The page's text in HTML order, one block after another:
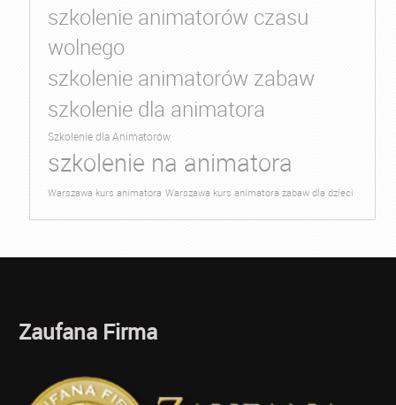
szkolenie animatorów czasu
wolnego
szkolenie animatorów zabaw
szkolenie dla animatora
Szkolenie dla Animatorów
szkolenie na animatora
Warszawa kurs animatora Warszawa kurs animatora zabaw dla dzieci
Zaufana Firma